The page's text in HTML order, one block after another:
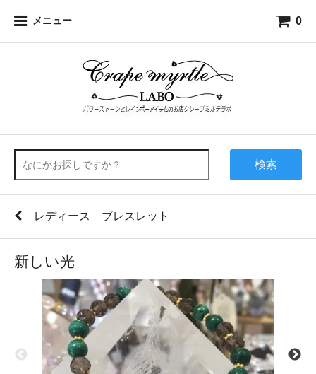
メニュー 0
検索
レディース ブレスレット
新しい光